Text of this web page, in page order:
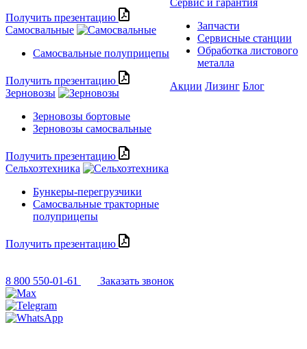
Получить презентацию
Самосвальные
Самосвальные полуприцепы
Получить презентацию
Зерновозы
Зерновозы бортовые
Зерновозы самосвальные
Получить презентацию
Сельхозтехника
Бункеры-перегрузчики
Самосвальные тракторные
полуприцепы
Получить презентацию
Сервис и гарантия
Запчасти
Сервисные станции
Обработка листового
металла
Акции Лизинг Блог
8 800 550-01-61 Заказать звонок